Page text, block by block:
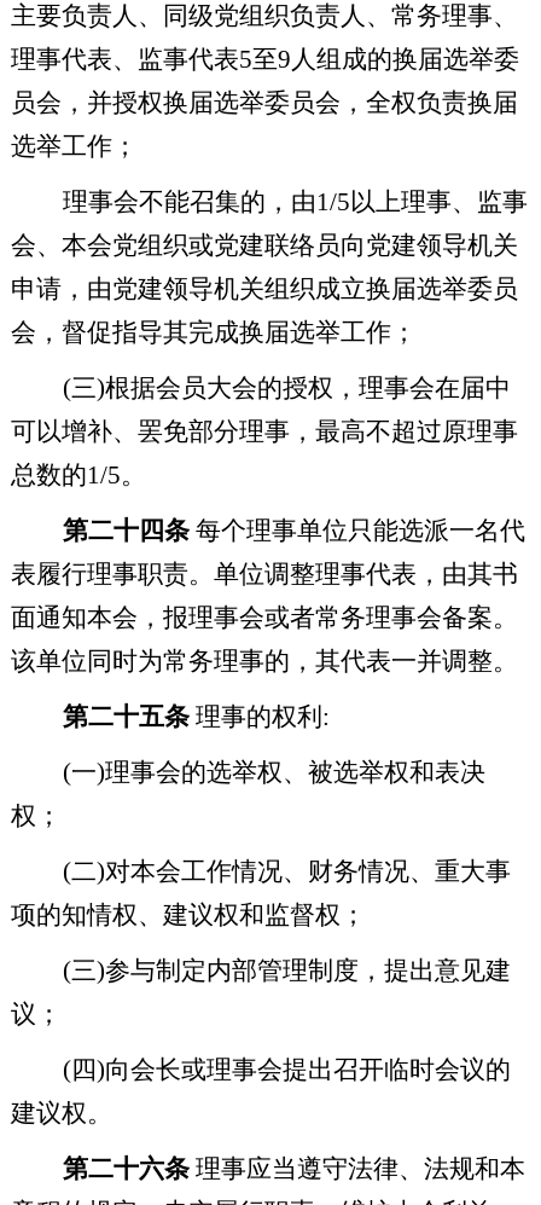
主要负责人、同级党组织负责人、常务理事、
理事代表、监事代表5至9人组成的换届选举委
员会，并授权换届选举委员会，全权负责换届
选举工作；
理事会不能召集的，由1/5以上理事、监事
会、本会党组织或党建联络员向党建领导机关
申请，由党建领导机关组织成立换届选举委员
会，督促指导其完成换届选举工作；
(三)根据会员大会的授权，理事会在届中
可以增补、罢免部分理事，最高不超过原理事
总数的1/5。
第二十四条每个理事单位只能选派一名代
表履行理事职责。单位调整理事代表，由其书
面通知本会，报理事会或者常务理事会备案。
该单位同时为常务理事的，其代表一并调整。
第二十五条理事的权利 :
(一)理事会的选举权、被选举权和表决
权；
(二)对本会工作情况、财务情况、重大事
项的知情权、建议权和监督权；
(三)参与制定内部管理制度，提出意见建
议；
(四)向会长或理事会提出召开临时会议的
建议权。
第二十六条理事应当遵守法律、法规和本